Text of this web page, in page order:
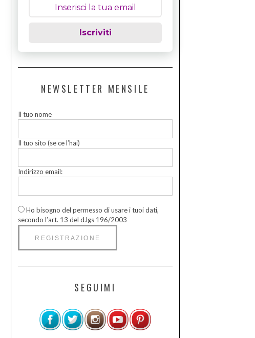
Iscriviti
NEWSLETTER MENSILE
Il tuo nome
Il tuo sito (se ce l’hai)
Indirizzo email:
Ho bisogno del permesso di usare i tuoi dati,
secondo l’art. 13 del d.lgs 196/2003
SEGUIMI